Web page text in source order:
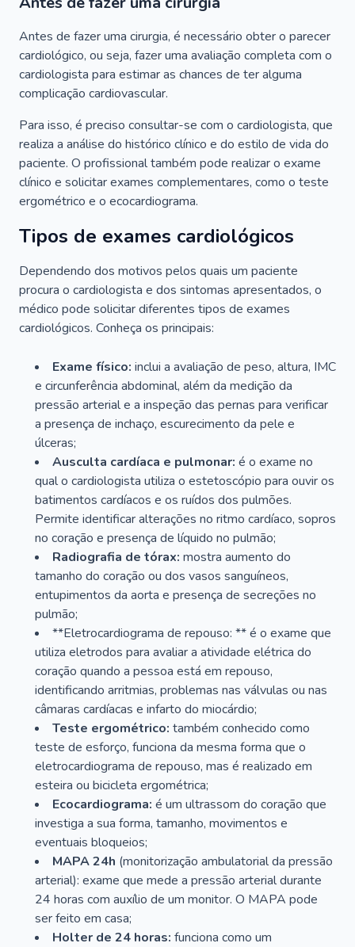
Antes de fazer uma cirurgia, é necessário obter o parecer
cardiológico, ou seja, fazer uma avaliação completa com o
cardiologista para estimar as chances de ter alguma
complicação cardiovascular.
Para isso, é preciso consultar-se com o cardiologista, que
realiza a análise do histórico clínico e do estilo de vida do
paciente. O profissional também pode realizar o exame
clínico e solicitar exames complementares, como o teste
ergométrico e o ecocardiograma.
Tipos de exames cardiológicos
Dependendo dos motivos pelos quais um paciente
procura o cardiologista e dos sintomas apresentados, o
médico pode solicitar diferentes tipos de exames
cardiológicos. Conheça os principais:
Exame físico: inclui a avaliação de peso, altura, IMC
e circunferência abdominal, além da medição da
pressão arterial e a inspeção das pernas para verificar
a presença de inchaço, escurecimento da pele e
úlceras;
Ausculta cardíaca e pulmonar: é o exame no
qual o cardiologista utiliza o estetoscópio para ouvir os
batimentos cardíacos e os ruídos dos pulmões.
Permite identificar alterações no ritmo cardíaco, sopros
no coração e presença de líquido no pulmão;
Radiografia de tórax: mostra aumento do
tamanho do coração ou dos vasos sanguíneos,
entupimentos da aorta e presença de secreções no
pulmão;
**Eletrocardiograma de repouso: ** é o exame que
utiliza eletrodos para avaliar a atividade elétrica do
coração quando a pessoa está em repouso,
identificando arritmias, problemas nas válvulas ou nas
câmaras cardíacas e infarto do miocárdio;
Teste ergométrico: também conhecido como
teste de esforço, funciona da mesma forma que o
eletrocardiograma de repouso, mas é realizado em
esteira ou bicicleta ergométrica;
Ecocardiograma: é um ultrassom do coração que
investiga a sua forma, tamanho, movimentos e
eventuais bloqueios;
MAPA 24h (monitorização ambulatorial da pressão
arterial): exame que mede a pressão arterial durante
24 horas com auxílio de um monitor. O MAPA pode
ser feito em casa;
Holter de 24 horas: funciona como um